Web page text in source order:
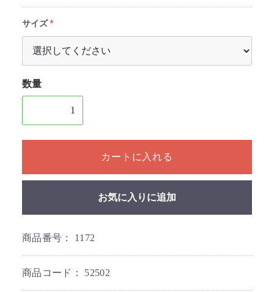
サイズ
数量
1個以上の数量を入力してください
カートに入れる
お気に入りに追加
商品番号： 1172
商品コード： 52502